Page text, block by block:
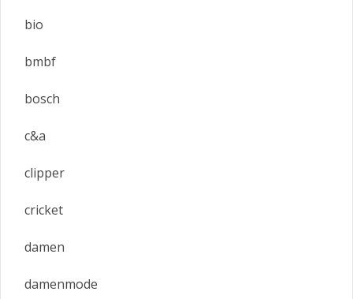
bio
bmbf
bosch
c&a
clipper
cricket
damen
damenmode